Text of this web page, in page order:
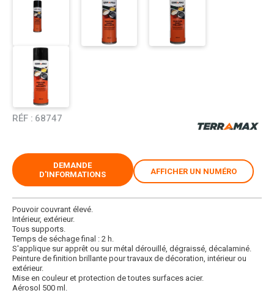
RÉF : 68747
Pouvoir couvrant élevé.
Intérieur, extérieur.
Tous supports.
Temps de séchage final : 2 h.
S'applique sur apprêt ou sur métal dérouillé, dégraissé, décalaminé.
Peinture de finition brillante pour travaux de décoration, intérieur ou
extérieur.
Mise en couleur et protection de toutes surfaces acier.
Aérosol 500 ml.
DEMANDE
D'INFORMATIONS
AFFICHER UN NUMÉRO